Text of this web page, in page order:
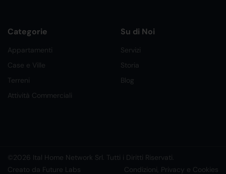
Categorie
Appartamenti
Case e Ville
Terreni
Attività Commerciali
Su di Noi
Servizi
Storia
Blog
©2026 Ital Home Network Srl. Tutti i Diritti Riservati.
Creato da Future Labs
Condizioni, Privacy e Cookies